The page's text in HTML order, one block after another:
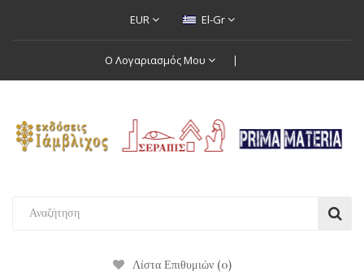
EUR El-Gr
Ο Λογαριασμός Μου
Λίστα Επιθυμιών (0)